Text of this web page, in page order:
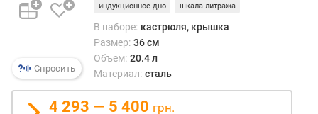
в
н
п
р
Спросить
индукционное дно шкала литража
В наборе: кастрюля, крышка
Размер: 36 см
Объем: 20.4 л
Материал: сталь
4 293 — 5 400 грн.